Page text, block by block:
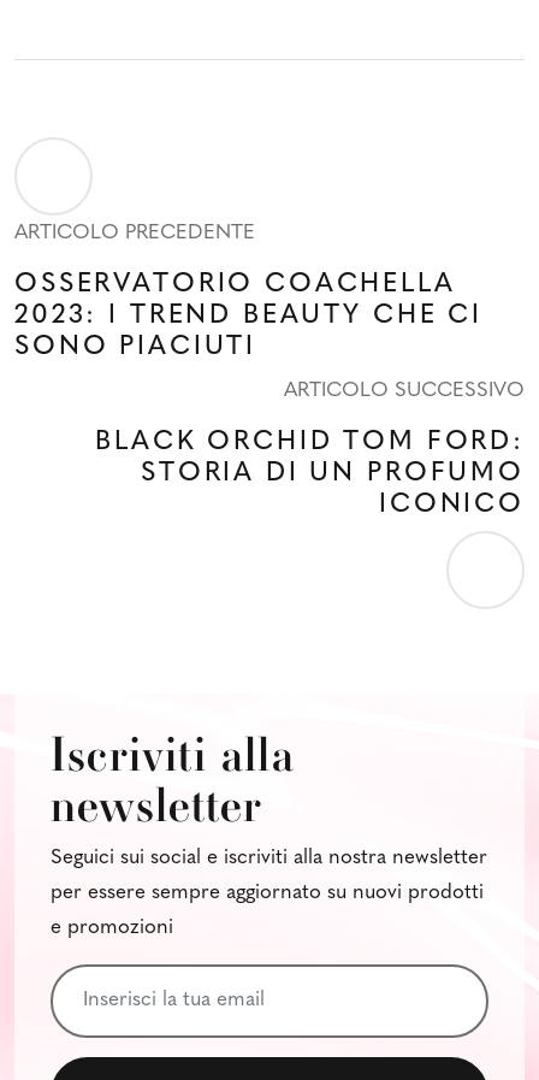
ARTICOLO PRECEDENTE
OSSERVATORIO COACHELLA
2023: I TREND BEAUTY CHE CI
SONO PIACIUTI
ARTICOLO SUCCESSIVO
BLACK ORCHID TOM FORD:
STORIA DI UN PROFUMO
ICONICO
Iscriviti alla
newsletter
Seguici sui social e iscriviti alla nostra newsletter
per essere sempre aggiornato su nuovi prodotti
e promozioni